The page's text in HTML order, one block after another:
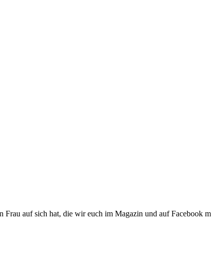
auf sich hat, die wir euch im Magazin und auf Facebook